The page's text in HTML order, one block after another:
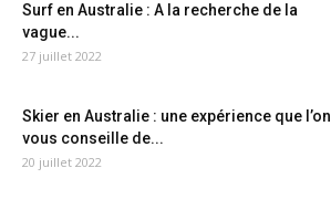
Surf en Australie : A la recherche de la
vague...
27 juillet 2022
Skier en Australie : une expérience que l’on
vous conseille de...
20 juillet 2022